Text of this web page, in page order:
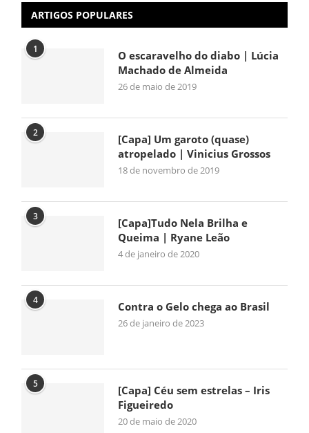
ARTIGOS POPULARES
1
O escaravelho do diabo | Lúcia
Machado de Almeida
26 de maio de 2019
2
[Capa] Um garoto (quase)
atropelado | Vinicius Grossos
18 de novembro de 2019
3
[Capa]Tudo Nela Brilha e
Queima | Ryane Leão
4 de janeiro de 2020
4 Contra o Gelo chega ao Brasil
26 de janeiro de 2023
5
[Capa] Céu sem estrelas – Iris
Figueiredo
20 de maio de 2020